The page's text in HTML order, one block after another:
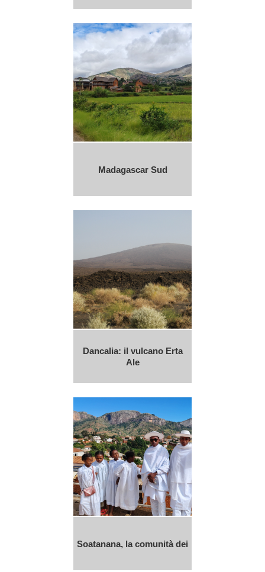
Madagascar Sud
Dancalia: il vulcano Erta
Ale
Soatanana, la comunità dei